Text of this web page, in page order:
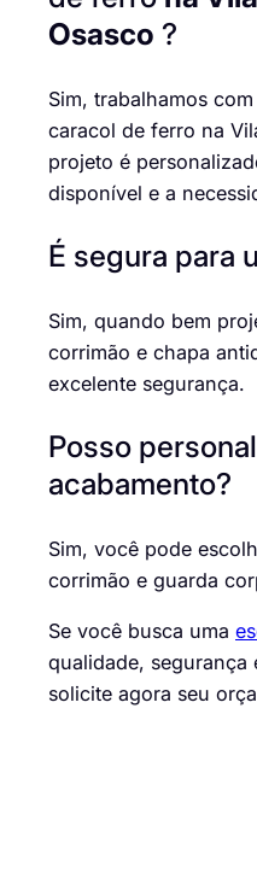
Osasco ?
Sim, trabalhamos
caracol de ferro na
projeto é
disponível e a
É segura para
Sim, quando bem
corrimão e chapa
excelente segurança.
Posso
acabamento?
Sim, você pode
corrimão e guarda
Se você busca uma
qualidade, segurança
solicite agora seu